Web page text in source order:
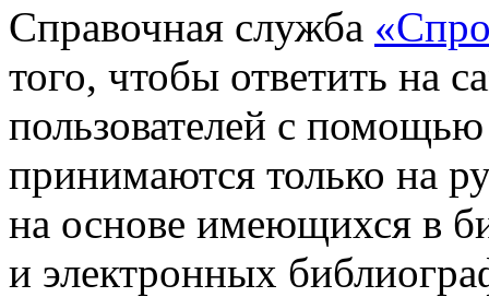
Cправочная служба
того, чтобы ответить на
пользователей с
принимаются только на
на основе имеющихся в
и электронных